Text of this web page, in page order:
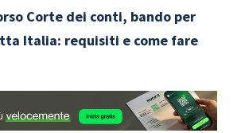
Corte dei conti, bando per
Italia: requisiti e come fare